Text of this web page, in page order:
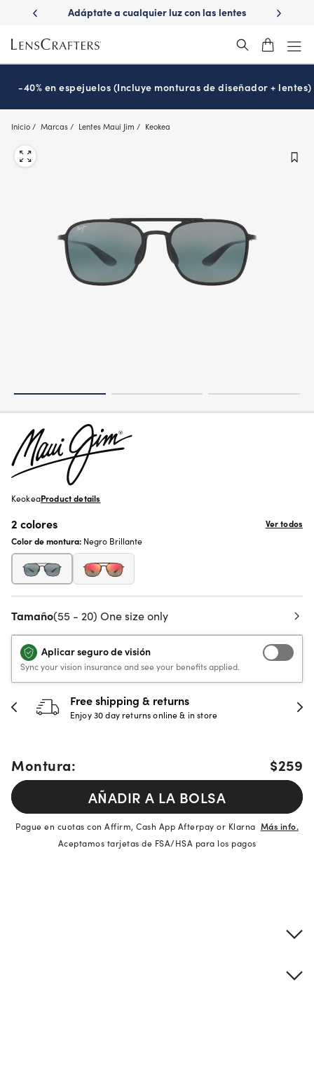
main
content
con
Adáptate a cualquier luz con las lentes
¿Es
-40% en espejuelos (Incluye monturas de diseñador + lentes)
Inicio Marcas Lentes Maui Jim Keokea
KeokeaProduct details
2 colores
Ver todos
Color de montura: Negro Brillante
Tamaño(55 - 20) One size only
Aplicar seguro de visión
Sync your vision insurance and see your benefits applied.
Free shipping & returns
Enjoy 30 day returns online & in store
Montura:
$259
AÑADIR A LA BOLSA
Pague en cuotas con Affirm, Cash App Afterpay or Klarna Más info.
Aceptamos tarjetas de FSA/HSA para los pagos